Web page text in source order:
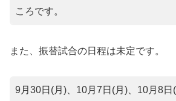
ころです。
また、振替試合の日程は未定です。
9月30日(月)、10月7日(月)、10月8日